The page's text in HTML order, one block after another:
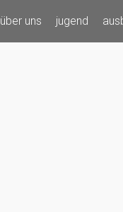
über uns jugend